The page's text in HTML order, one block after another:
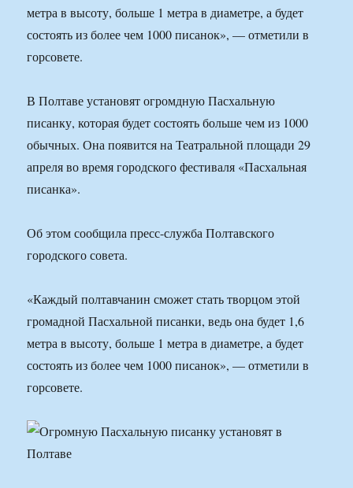
метра в высоту, больше 1 метра в диаметре, а будет
состоять из более чем 1000 писанок», — отметили в
горсовете.
В Полтаве установят огромдную Пасхальную
писанку, которая будет состоять больше чем из 1000
обычных. Она появится на Театральной площади 29
апреля во время городского фестиваля «Пасхальная
писанка».
Об этом сообщила пресс-служба Полтавского
городского совета.
«Каждый полтавчанин сможет стать творцом этой
громадной Пасхальной писанки, ведь она будет 1,6
метра в высоту, больше 1 метра в диаметре, а будет
состоять из более чем 1000 писанок», — отметили в
горсовете.